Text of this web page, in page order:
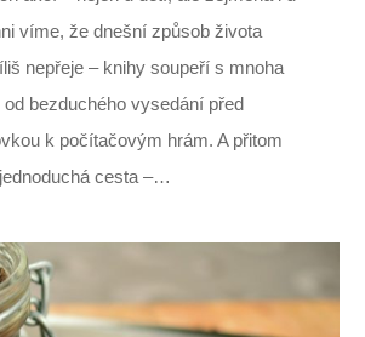
víme, že dnešní způsob života
nepřeje – knihy soupeří s mnoha
bezduchého vysedání před
k počítačovým hrám. A přitom
cesta –…